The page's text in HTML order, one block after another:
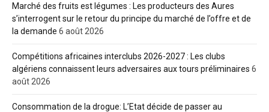
Marché des fruits est légumes : Les producteurs des Aures
s’interrogent sur le retour du principe du marché de l’offre et de
la demande 6 août 2026
Compétitions africaines interclubs 2026-2027 : Les clubs
algériens connaissent leurs adversaires aux tours préliminaires 6
août 2026
Consommation de la drogue: L’Etat décide de passer au